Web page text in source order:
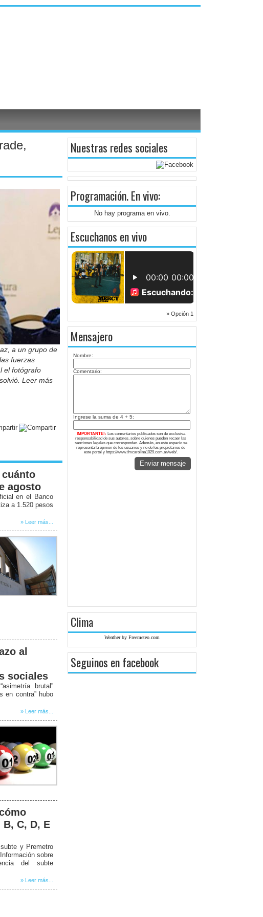
a un grupo de
fuerzas
el fotógrafo
Leer más
agosto
en el Banco
a 1.520 pesos
» Leer más...
al
sociales
brutal”
en contra” hubo
» Leer más...
C, D, E
y Premetro
sobre
del subte
» Leer más...
Nuestras redes sociales
Programación. En vivo:
No hay programa en vivo.
Escuchanos en vivo
» Opción 1
Mensajero
Nombre:
Comentario:
Ingrese la suma de 4 + 5:
IMPORTANTE!: Los comentarios publicados son de exclusiva
responsabilidad de sus autores, sobre quienes pueden recaer las
sanciones legales que correspondan. Además, en este espacio se
representa la opinión de los usuarios y no de los propietarios de
este portal y https://www.fmcarolina1029.com.ar/web/.
Enviar mensaje
Clima
Weather by Freemeteo.com
Seguinos en facebook